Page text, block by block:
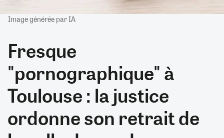
Image générée par IA
Fresque
"pornographique" à
Toulouse : la justice
ordonne son retrait de